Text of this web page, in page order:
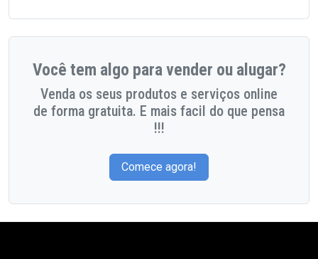
Você tem algo para vender ou alugar?
Venda os seus produtos e serviços online
de forma gratuita. E mais facil do que pensa
!!!
Comece agora!